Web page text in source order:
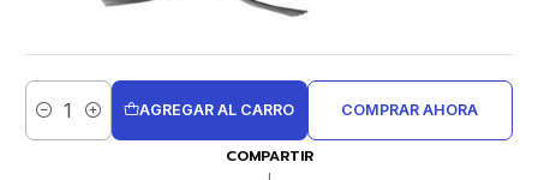
Cantidad
AGREGAR AL CARRO COMPRAR AHORA
COMPARTIR